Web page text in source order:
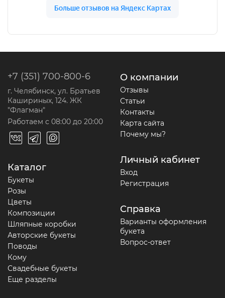
+7 (351) 700-800-6
г. Челябинск, ул. Братьев
Кашириных, 124. ЖК
"Флагман"
Работаем с 08:00 до 20:00
Каталог
Букеты
Розы
Цветы
Композиции
Шляпные коробки
Авторские букеты
Поводы
Кому
Свадебные букеты
Еще разделы
О компании
Отзывы
Статьи
Контакты
Карта сайта
Почему мы?
Личный кабинет
Вход
Регистрация
Справка
Варианты оформления
букета
Вопрос-ответ